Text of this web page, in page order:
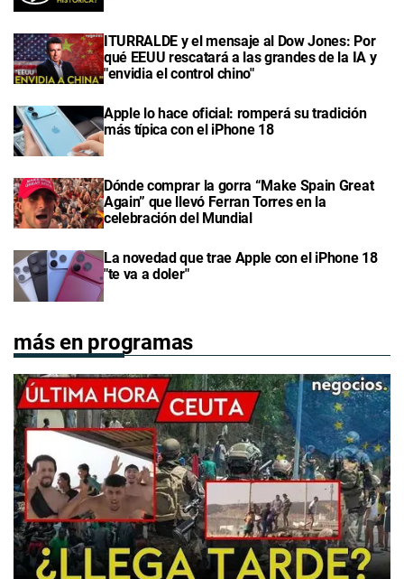
ITURRALDE y el mensaje al Dow Jones: Por
qué EEUU rescatará a las grandes de la IA y
"envidia el control chino"
Apple lo hace oficial: romperá su tradición
más típica con el iPhone 18
Dónde comprar la gorra “Make Spain Great
Again” que llevó Ferran Torres en la
celebración del Mundial
La novedad que trae Apple con el iPhone 18
"te va a doler"
más en programas